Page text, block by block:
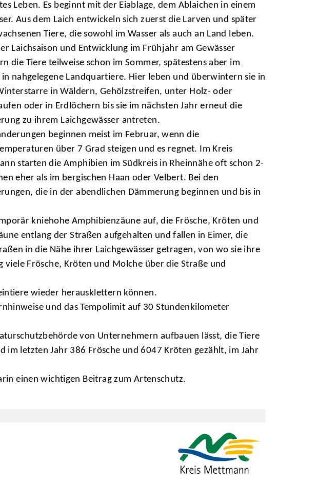
Leben. Es beginnt mit der Eiablage, dem Ablaichen in einem
Aus dem Laich entwickeln sich zuerst die Larven und später
Tiere, die sowohl im Wasser als auch an Land leben.
Laichsaison und Entwicklung im Frühjahr am Gewässer
die Tiere teilweise schon im Sommer, spätestens aber im
in nahgelegene Landquartiere. Hier leben und überwintern sie in
in Wäldern, Gehölzstreifen, unter Holz- oder
oder in Erdlöchern bis sie im nächsten Jahr erneut die
zu ihrem Laichgewässer antreten.
beginnen meist im Februar, wenn die
über 7 Grad steigen und es regnet. Im Kreis
starten die Amphibien im Südkreis in Rheinnähe oft schon 2-
eher als im bergischen Haan oder Velbert. Bei den
die in der abendlichen Dämmerung beginnen und bis in
kniehohe Amphibienzäune auf, die Frösche, Kröten und
entlang der Straßen aufgehalten und fallen in Eimer, die
in die Nähe ihrer Laichgewässer getragen, von wo sie ihre
Frösche, Kröten und Molche über die Straße und
wieder herausklettern können.
und das Tempolimit auf 30 Stundenkilometer
von Unternehmern aufbauen lässt, die Tiere
im letzten Jahr 386 Frösche und 6047 Kröten gezählt, im Jahr
einen wichtigen Beitrag zum Artenschutz.